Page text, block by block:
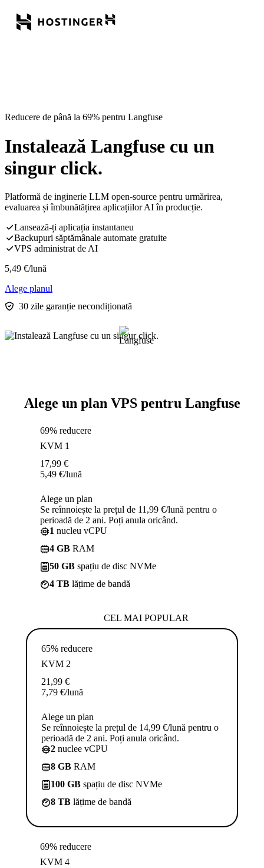
Reducere de până la 69% pentru Langfuse
Instalează Langfuse cu un
singur click.
Platformă de inginerie LLM open-source pentru urmărirea,
evaluarea și îmbunătățirea aplicațiilor AI în producție.
Lansează-ți aplicația instantaneu
Backupuri săptămânale automate gratuite
VPS administrat de AI
5,49 €/lună
Alege planul
30 zile garanție necondiționată
Alege un plan VPS pentru Langfuse
69% reducere
KVM 1
17,99 €
5,49 €/lună
Alege un plan
Se reînnoiește la prețul de 11,99 €/lună pentru o
perioadă de 2 ani. Poți anula oricând.
1 nucleu vCPU
4 GB RAM
50 GB spațiu de disc NVMe
4 TB lățime de bandă
CEL MAI POPULAR
65% reducere
KVM 2
21,99 €
7,79 €/lună
Alege un plan
Se reînnoiește la prețul de 14,99 €/lună pentru o
perioadă de 2 ani. Poți anula oricând.
2 nuclee vCPU
8 GB RAM
100 GB spațiu de disc NVMe
8 TB lățime de bandă
69% reducere
KVM 4